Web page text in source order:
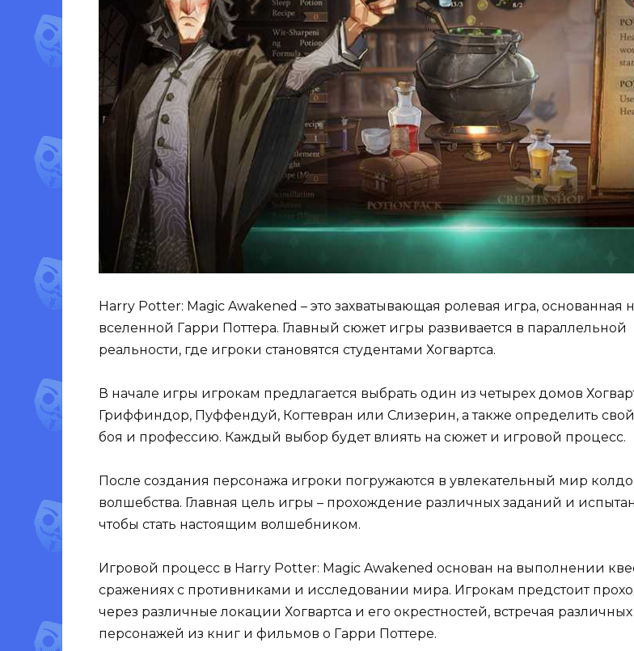
Harry Potter: Magic Awakened – это захватывающая ролевая игра, основанная
вселенной Гарри Поттера. Главный сюжет игры развивается в параллельной
реальности, где игроки становятся студентами Хогвартса.
В начале игры игрокам предлагается выбрать один из четырех домов
Гриффиндор, Пуффендуй, Когтевран или Слизерин, а также определить
боя и профессию. Каждый выбор будет влиять на сюжет и игровой процесс.
После создания персонажа игроки погружаются в увлекательный мир
волшебства. Главная цель игры – прохождение различных заданий и
чтобы стать настоящим волшебником.
Игровой процесс в Harry Potter: Magic Awakened основан на выполнении
сражениях с противниками и исследовании мира. Игрокам предстоит
через различные локации Хогвартса и его окрестностей, встречая различных
персонажей из книг и фильмов о Гарри Поттере.